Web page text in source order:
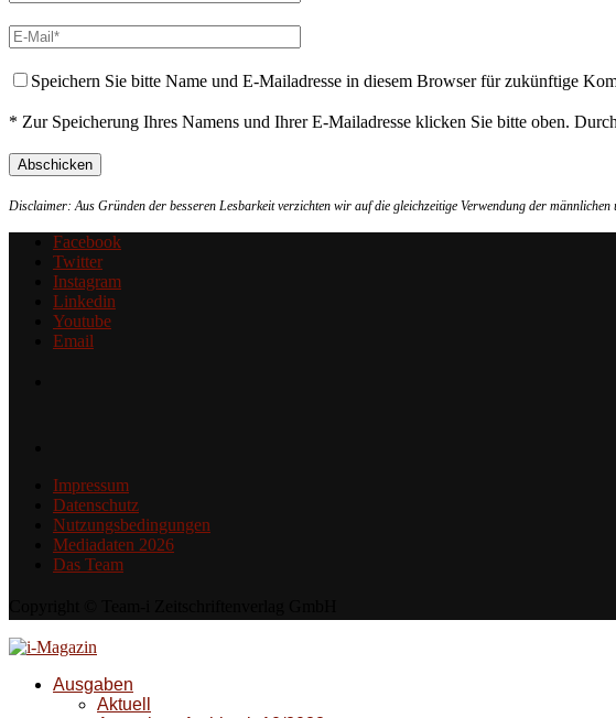
Speichern Sie bitte Name und E-Mailadresse in diesem Browser für zukünftige
* Zur Speicherung Ihres Namens und Ihrer E-Mailadresse klicken Sie bitte oben.
Disclaimer: Aus Gründen der besseren Lesbarkeit verzichten wir auf die gleichzeitige Verwendung der
Facebook
Twitter
Instagram
Linkedin
Youtube
Email
Impressum
Datenschutz
Nutzungsbedingungen
Mediadaten 2026
Das Team
Ausgaben
Aktuell